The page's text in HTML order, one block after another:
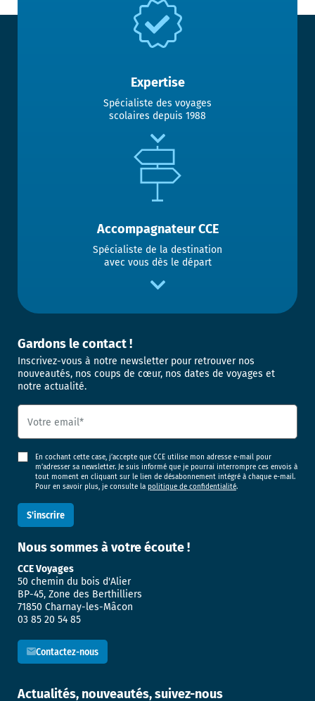
Expertise
Spécialiste des voyages
scolaires depuis 1988
Accompagnateur CCE
Spécialiste de la destination
avec vous dès le départ
Gardons le contact !
Inscrivez-vous à notre newsletter pour retrouver nos
nouveautés, nos coups de cœur, nos dates de voyages et
notre actualité.
En cochant cette case, j’accepte que CCE utilise mon adresse e-mail pour
m’adresser sa newsletter. Je suis informé que je pourrai interrompre ces envois à
tout moment en cliquant sur le lien de désabonnement intégré à chaque e-mail.
Pour en savoir plus, je consulte la politique de confidentialité.
Nous sommesà votre écoute !
CCE Voyages
50 chemin du bois d'Alier
BP-45, Zone des Berthilliers
71850 Charnay-les-Mâcon
03 85 20 54 85
Contactez-nous
Actualités, nouveautés, suivez-nous